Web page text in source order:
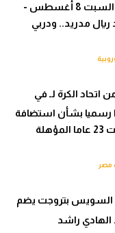
مواعيد مباريات السبت 8 أغسطس -
ريال مدريد.. ودربي
اتحاد الكرة لـ في
رسميا بشأن استضافة
كأس إفريقيا تحت 23 عاما المؤهلة
مصر
السويس بتروجت يضم
راشد